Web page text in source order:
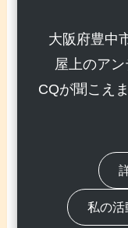
大阪府豊中
屋上のアン
CQが聞こえ
私の活